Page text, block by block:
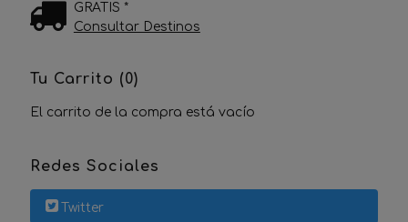
GRATIS *
Consultar Destinos
Tu Carrito (0)
El carrito de la compra está vacío
Redes Sociales
Twitter